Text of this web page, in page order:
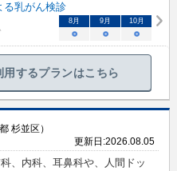
る乳がん検診
8月 9月 10月
○ ○ ○
するプランはこちら
杉並区）
更新日:2026.08.05
、内科、耳鼻科や、人間ドッ